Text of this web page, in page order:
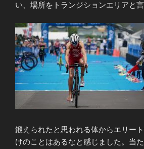
い、場所をトランジションエリアと言
鍛えられたと思われる体からエリー
けのことはあるなと感じました。当